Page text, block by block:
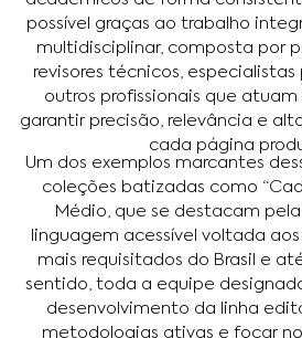
possível graças ao trabalho
multidisciplinar, composta por
revisores técnicos,
outros profissionais que
garantir precisão, relevância e
cada página
Um dos exemplos marcantes
coleções batizadas como
Médio, que se destacam
linguagem acessível voltada
mais requisitados do Brasil e
sentido, toda a equipe
desenvolvimento da linha
metodologias ativas e focar